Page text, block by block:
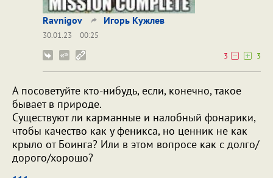
Ravnigov Игорь Кужлев
30.01.23
00:25
3
3
А посоветуйте кто-нибудь, если, конечно, такое
бывает в природе.
Существуют ли карманные и налобный фонарики,
чтобы качество как у феникса, но ценник не как
крыло от Боинга? Или в этом вопросе как с долго/
дорого/хорошо?